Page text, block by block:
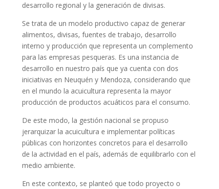
desarrollo regional y la generación de divisas.
Se trata de un modelo productivo capaz de generar
alimentos, divisas, fuentes de trabajo, desarrollo
interno y producción que representa un complemento
para las empresas pesqueras. Es una instancia de
desarrollo en nuestro país que ya cuenta con dos
iniciativas en Neuquén y Mendoza, considerando que
en el mundo la acuicultura representa la mayor
producción de productos acuáticos para el consumo.
De este modo, la gestión nacional se propuso
jerarquizar la acuicultura e implementar políticas
públicas con horizontes concretos para el desarrollo
de la actividad en el país, además de equilibrarlo con el
medio ambiente.
En este contexto, se planteó que todo proyecto o